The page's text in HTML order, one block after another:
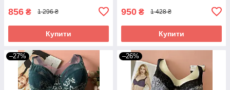
856 ₴ 1 296 ₴
Купити
950 ₴ 1 428 ₴
Купити
–27% –26%